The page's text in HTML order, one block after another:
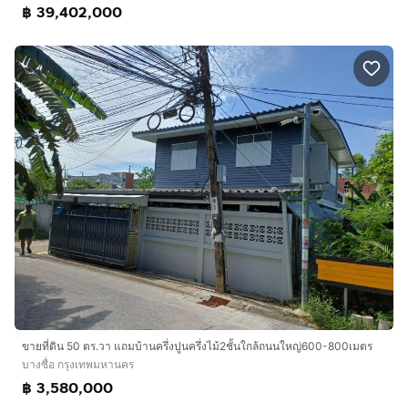
propcode=65778
฿ 39,402,000
ขายที่ดิน 50 ตร.วา แถมบ้านครึ่งปูนครึ่งไม้2ชั้นใกล้ถนนใหญ่600-800เมตร
บางซื่อ กรุงเทพมหานคร
฿ 3,580,000